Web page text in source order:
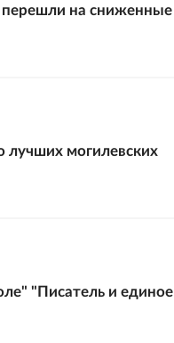
перешли на сниженные
лучших могилевских
"Писатель и единое